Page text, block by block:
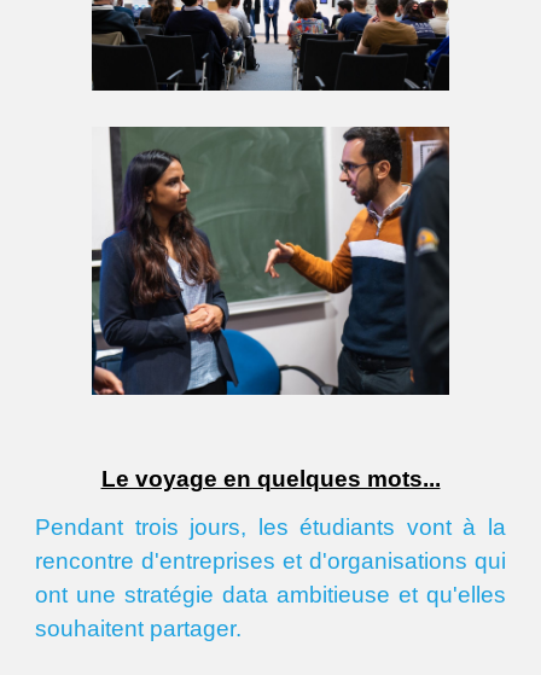
Le voyage en quelques mots...
Pendant trois jours, les étudiants vont à la
rencontre d'entreprises et d'organisations qui
ont une stratégie data ambitieuse et qu'elles
souhaitent partager.